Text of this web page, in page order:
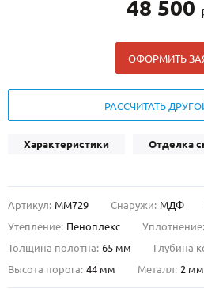
О НАС
48 500
ОФОРМИТЬ
РАССЧИТАТЬ
Характеристики Отделка
Артикул: ММ729 Снаружи: МДФ
Утепление: Пеноплекс Уплотнение:
Толщина полотна: 65 мм Глубина
Высота порога: 44 мм Металл: 2 мм